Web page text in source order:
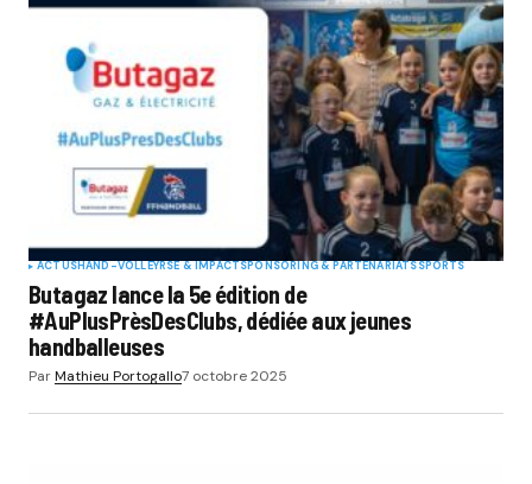
ACTUSHAND-VOLLEYRSE & IMPACTSPONSORING & PARTENARIATSSPORTS
Butagaz lance la 5e édition de
#AuPlusPrèsDesClubs, dédiée aux jeunes
handballeuses
ParMathieu Portogallo7 octobre 2025